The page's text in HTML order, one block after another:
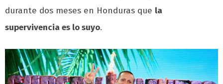
durante dos meses en Honduras que la
supervivencia es lo suyo.